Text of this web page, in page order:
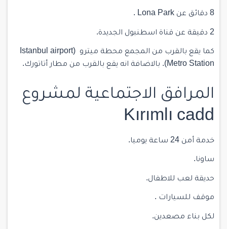
8 دقائق عن Lona Park .
2 دقيقة عن قناة اسطنبول الجديدة.
كما يقع بالقرب من المجمع محطة ميترو (Istanbul airport
Metro Station). بالاضافة انه يقع بالقرب من مطار أتاتورك.
المرافق الاجتماعية لمشروع
Kırımlı cadd
خدمة أمن 24 ساعة يوميا.
ساونا.
حديقة لعب للاطفال.
موقف للسيارات .
لكل بناء مصعدين.